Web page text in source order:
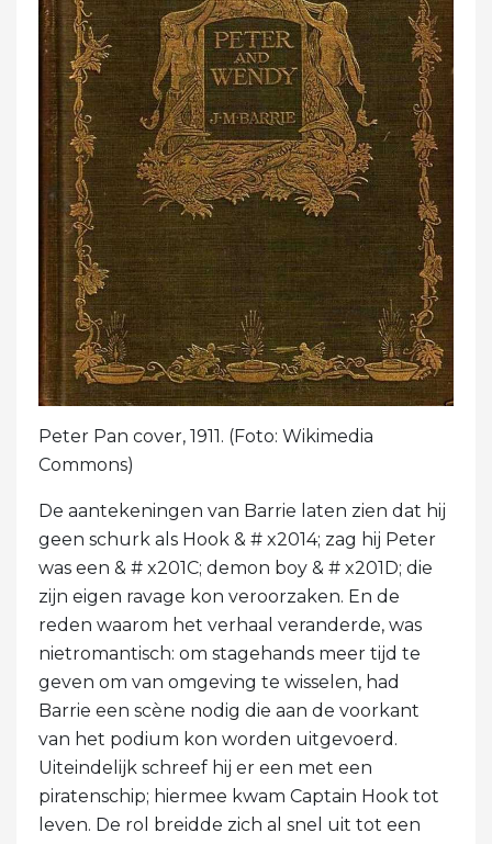
Peter Pan cover, 1911. (Foto: Wikimedia
Commons)
De aantekeningen van Barrie laten zien dat hij
geen schurk als Hook & # x2014; zag hij Peter
was een & # x201C; demon boy & # x201D; die
zijn eigen ravage kon veroorzaken. En de
reden waarom het verhaal veranderde, was
nietromantisch: om stagehands meer tijd te
geven om van omgeving te wisselen, had
Barrie een scène nodig die aan de voorkant
van het podium kon worden uitgevoerd.
Uiteindelijk schreef hij er een met een
piratenschip; hiermee kwam Captain Hook tot
leven. De rol breidde zich al snel uit tot een